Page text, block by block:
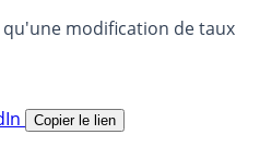
modification de taux
Copier le lien